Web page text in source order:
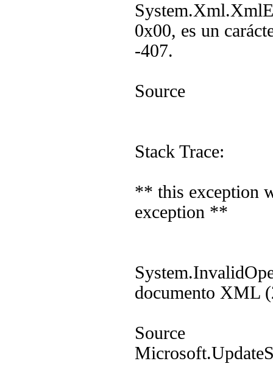
0x00, es un
-407.
Source
Stack Trace:
** this exception
exception **
documento XML
Source